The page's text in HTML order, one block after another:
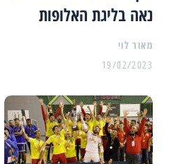
נאה בליגת האלופות
מאור לוי
19/02/2023